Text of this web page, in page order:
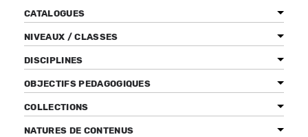
Téléchargez des ressources gratuites
CATALOGUES
NIVEAUX / CLASSES
DISCIPLINES
OBJECTIFS PEDAGOGIQUES
COLLECTIONS
NATURES DE CONTENUS